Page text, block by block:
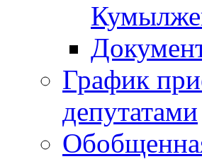
График
депутатами